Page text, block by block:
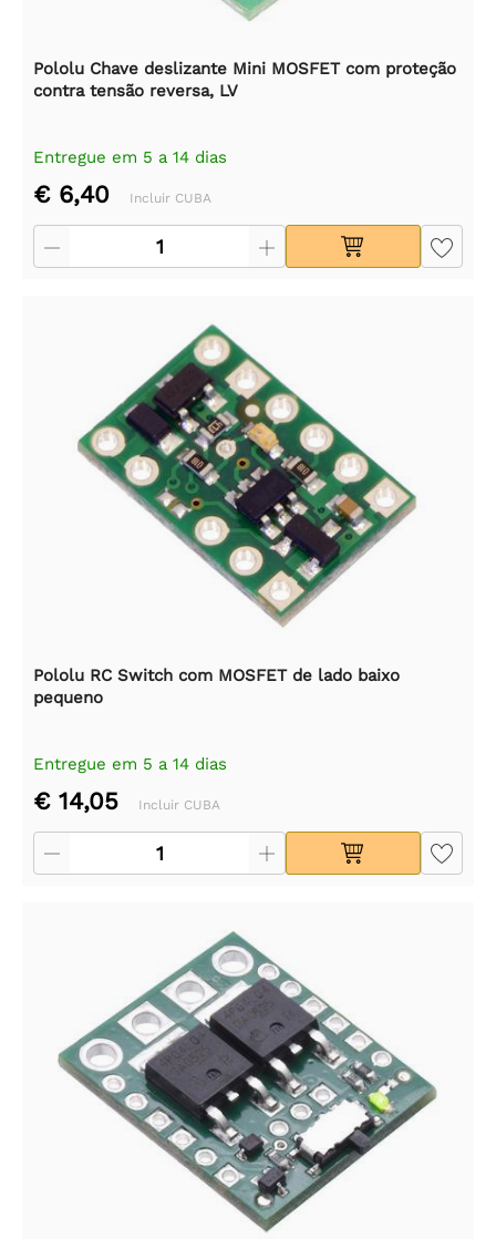
Pololu Chave deslizante Mini MOSFET com proteção
contra tensão reversa, LV
Entregue em 5 a 14 dias
€ 6,40 Incluir CUBA
Pololu RC Switch com MOSFET de lado baixo
pequeno
Entregue em 5 a 14 dias
€ 14,05 Incluir CUBA